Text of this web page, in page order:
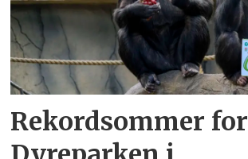
Rekordsommer for